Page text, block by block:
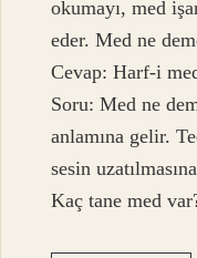
okumayı, med
eder. Med ne
Cevap: Harf-i
Soru: Med ne
anlamına gelir.
sesin
Kaç tane med